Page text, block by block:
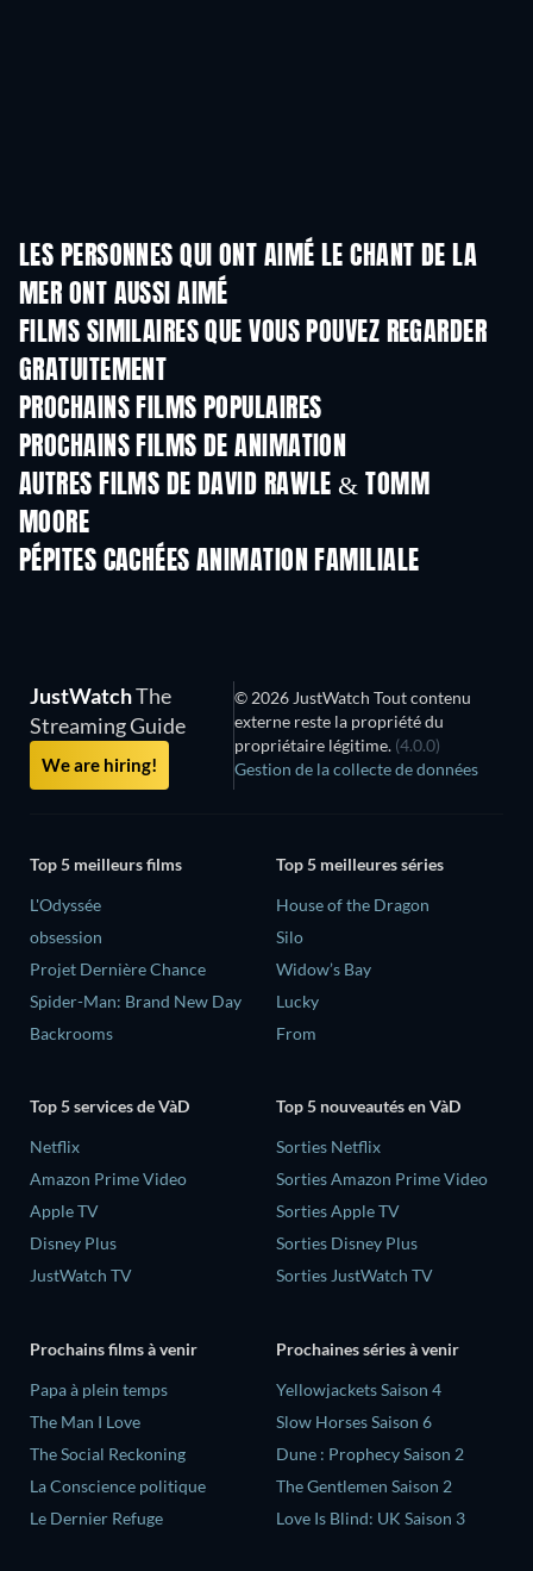
LES PERSONNES QUI ONT AIMÉ LE CHANT DE LA
MER ONT AUSSI AIMÉ
FILMS SIMILAIRES QUE VOUS POUVEZ REGARDER
GRATUITEMENT
PROCHAINS FILMS POPULAIRES
PROCHAINS FILMS DE ANIMATION
AUTRES FILMS DE DAVID RAWLE & TOMM
MOORE
PÉPITES CACHÉES ANIMATION FAMILIALE
Série
JustWatchThe
Streaming Guide
We are hiring!
© 2026 JustWatch Tout contenu
externe reste la propriété du
propriétaire légitime. (4.0.0)
Gestion de la collecte de données
Top 5 meilleurs films
L'Odyssée
obsession
Projet Dernière Chance
Spider-Man: Brand New Day
Backrooms
Top 5 meilleures séries
House of the Dragon
Silo
Widow’s Bay
Lucky
From
Top 5 services de VàD
Netflix
Amazon Prime Video
Apple TV
Disney Plus
JustWatch TV
Top 5 nouveautés en VàD
Sorties Netflix
Sorties Amazon Prime Video
Sorties Apple TV
Sorties Disney Plus
Sorties JustWatch TV
Prochains films à venir
‎Papa à plein temps
The Man I Love
The Social Reckoning
La Conscience politique
Le Dernier Refuge
Prochaines séries à venir
Yellowjackets Saison 4
Slow Horses Saison 6
Dune : Prophecy Saison 2
The Gentlemen Saison 2
Love Is Blind: UK Saison 3